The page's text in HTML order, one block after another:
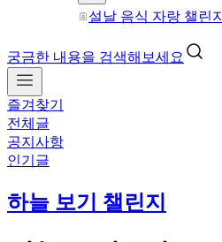
설날 음식 자랑 챌린지
궁금한 내용을 검색해보세요
즐겨찾기
전체글
공지사항
인기글
하늘 보기 챌린지